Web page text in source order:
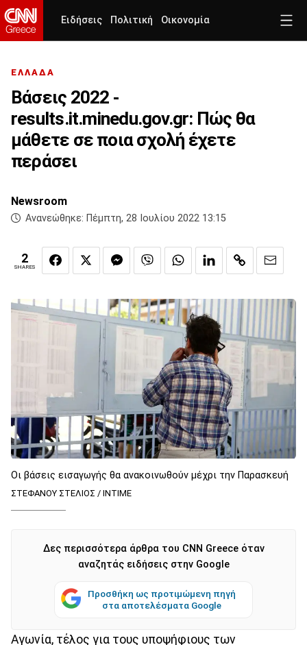
Ειδήσεις Πολιτική Οικονομία
ΕΛΛΑΔΑ
Βάσεις 2022 -
results.it.minedu.gov.gr: Πώς θα
μάθετε σε ποια σχολή έχετε
περάσει
Newsroom
Ανανεώθηκε: Πέμπτη, 28 Ιουλίου 2022 13:15
2
SHARES
Οι βάσεις εισαγωγής θα ανακοινωθούν μέχρι την Παρασκευή
ΣΤΕΦΑΝΟΥ ΣΤΕΛΙΟΣ / ΙΝΤΙΜΕ
Δες περισσότερα άρθρα του CNN Greece όταν
αναζητάς ειδήσεις στην Google
Προσθήκη ως προτιμώμενη πηγή
στα αποτελέσματα Google
Αγωνία, τέλος για τους υποψήφιους των